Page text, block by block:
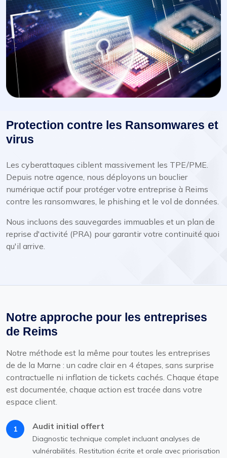
Protection contre les Ransomwares et
virus
Les cyberattaques ciblent massivement les TPE/PME.
Depuis notre agence, nous déployons un bouclier
numérique actif pour protéger votre entreprise à Reims
contre les ransomwares, le phishing et le vol de données.
Nous incluons des sauvegardes immuables et un plan de
reprise d'activité (PRA) pour garantir votre continuité quoi
qu'il arrive.
Notre approche pour les entreprises
de Reims
Notre méthode est la même pour toutes les entreprises
de de la Marne : un cadre clair en 4 étapes, sans surprise
contractuelle ni inflation de tickets cachés. Chaque étape
est documentée, chaque action est tracée dans votre
espace client.
1 Audit initial offert
Diagnostic technique complet incluant analyses de
vulnérabilités. Restitution écrite et orale avec priorisation